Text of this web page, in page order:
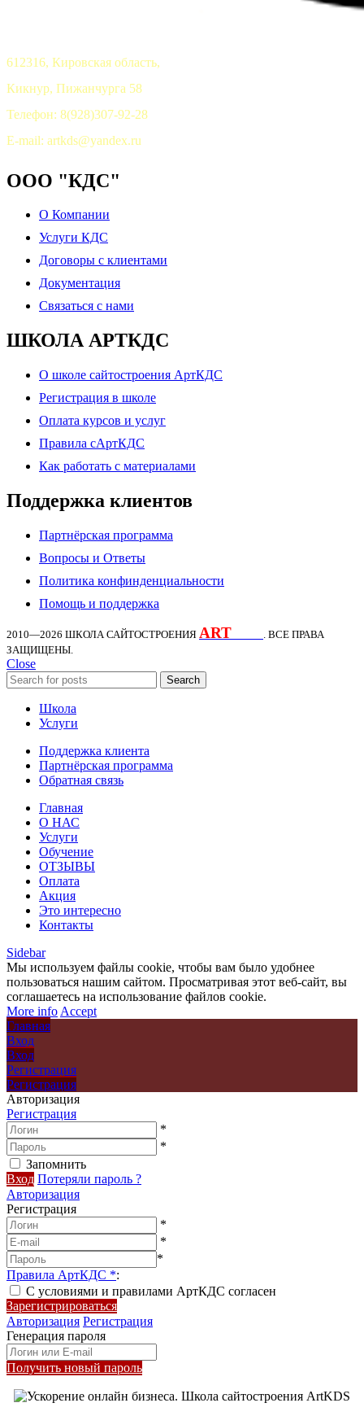
612316, Кировская область,
Кикнур, Пижанчурга 58
Телефон: 8(928)307-92-28
E-mail: artkds@yandex.ru
ООО "КДС"
О Компании
Услуги КДС
Договоры с клиентами
Документация
Связаться с нами
ШКОЛА АРТКДС
О школе сайтостроения АртКДС
Регистрация в школе
Оплата курсов и услуг
Правила сАртКДС
Как работать с материалами
Поддержка клиентов
Партнёрская программа
Вопросы и Ответы
Политика конфинденциальности
Помощь и поддержка
2010—2026 ШКОЛА САЙТОСТРОЕНИЯ ART
. ВСЕ ПРАВА
ЗАЩИЩЕНЫ.
Close
Search
Школа
Услуги
Поддержка клиента
Партнёрская программа
Обратная связь
Главная
О НАС
Услуги
Обучение
ОТЗЫВЫ
Оплата
Акция
Это интересно
Контакты
Sidebar
Мы используем файлы cookie, чтобы вам было удобнее
пользоваться нашим сайтом. Просматривая этот веб-сайт, вы
соглашаетесь на использование файлов cookie.
More info Accept
Главная
Вход
Вход
Регистрация
Регистрация
Авторизация
Регистрация
*
*
Запомнить
Вход Потеряли пароль ?
Авторизация
Регистрация
*
*
*
Правила АртКДС *:
С условиями и правилами АртКДС согласен
Зарегистрироваться
Авторизация Регистрация
Генерация пароля
Получить новый пароль